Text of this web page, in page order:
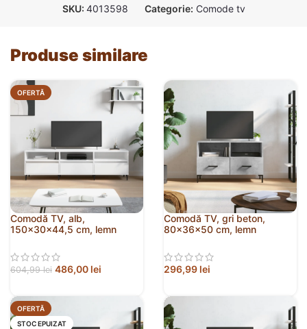
SKU: 4013598 Categorie: Comode tv
Produse similare
OFERTĂ
Comodă TV, alb,
150x30x44,5 cm, lemn
604,99lei 486,00 lei
Comodă TV, gri beton,
80x36x50 cm, lemn
296,99 lei
OFERTĂ
STOC EPUIZAT